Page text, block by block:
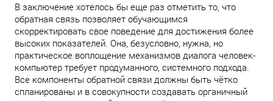
В заключение хотелось бы еще раз отметить то, что
обратная связь позволяет обучающимся
скорректировать свое поведение для достижения более
высоких показателей. Она, безусловно, нужна, но
практическое воплощение механизмов диалога человек-
компьютер требует продуманного, системного подхода.
Все компоненты обратной связи должны быть чётко
спланированы и в совокупности создавать органичный